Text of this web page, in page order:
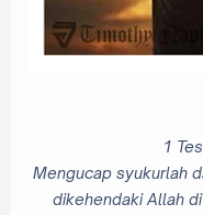
1
Mengucap syukurlah
dikehendaki Allah